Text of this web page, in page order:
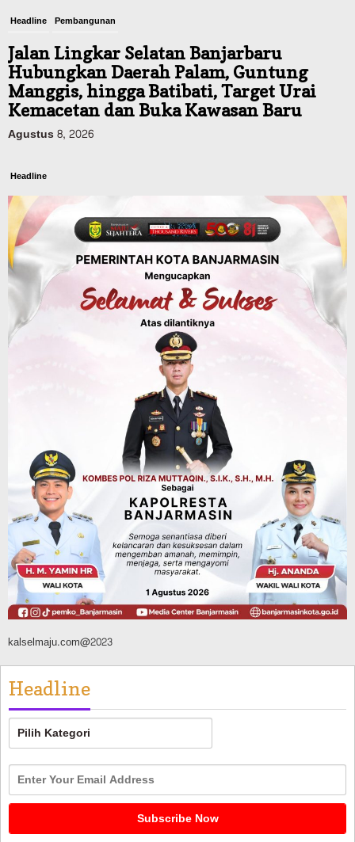
Headline Pembangunan
Jalan Lingkar Selatan Banjarbaru
Hubungkan Daerah Palam, Guntung
Manggis, hingga Batibati, Target Urai
Kemacetan dan Buka Kawasan Baru
Agustus 8, 2026
Headline
Panaskan Kembali Arena Panjat Tebing,
FPTI Banjarmasin Siapkan Sirkuit se-
Kalsel
Agustus 8, 2026
Sosial & Keagamaan
Hari Pramuka ke-65, Kwarcab
Banjarmasin Ziarah ke Makam Pangeran
Antasari dan Gelar Ulang Janji
Advertorial Dinas Kehutanan Kalsel
Api Sempat Berkobar, Karhutla di
Tahura Sultan Adam Berhasil
Dikendalikan
Agustus 8, 2026
kalselmaju.com@2023
Headline
Headline